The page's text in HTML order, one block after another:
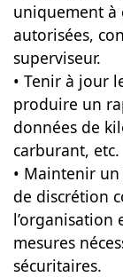
uniquement à
autorisées,
superviseur.
• Tenir à jour
produire un
données de
carburant, etc.
• Maintenir
de discrétion
l’organisation
mesures
sécuritaires.